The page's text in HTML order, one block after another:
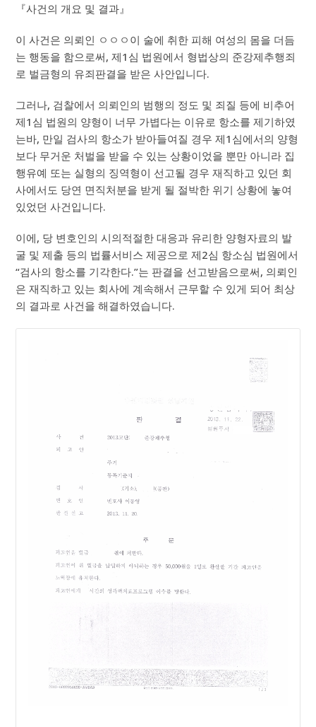
『사건의 개요 및 결과』
이 사건은 의뢰인 ㅇㅇㅇ이 술에 취한 피해 여성의 몸을 더듬
는 행동을 함으로써, 제1심 법원에서 형법상의 준강제추행죄
로 벌금형의 유죄판결을 받은 사안입니다.
그러나, 검찰에서 의뢰인의 범행의 정도 및 죄질 등에 비추어
제1심 법원의 양형이 너무 가볍다는 이유로 항소를 제기하였
는바, 만일 검사의 항소가 받아들여질 경우 제1심에서의 양형
보다 무거운 처벌을 받을 수 있는 상황이었을 뿐만 아니라 집
행유예 또는 실형의 징역형이 선고될 경우 재직하고 있던 회
사에서도 당연 면직처분을 받게 될 절박한 위기 상황에 놓여
있었던 사건입니다.
이에, 당 변호인의 시의적절한 대응과 유리한 양형자료의 발
굴 및 제출 등의 법률서비스 제공으로 제2심 항소심 법원에서
“검사의 항소를 기각한다.”는 판결을 선고받음으로써, 의뢰인
은 재직하고 있는 회사에 계속해서 근무할 수 있게 되어 최상
의 결과로 사건을 해결하였습니다.